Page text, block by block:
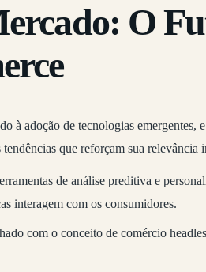
O
à adoção de tecnologias emergentes,
que reforçam sua relevância
de análise preditiva e
interagem com os consumidores.
com o conceito de comércio